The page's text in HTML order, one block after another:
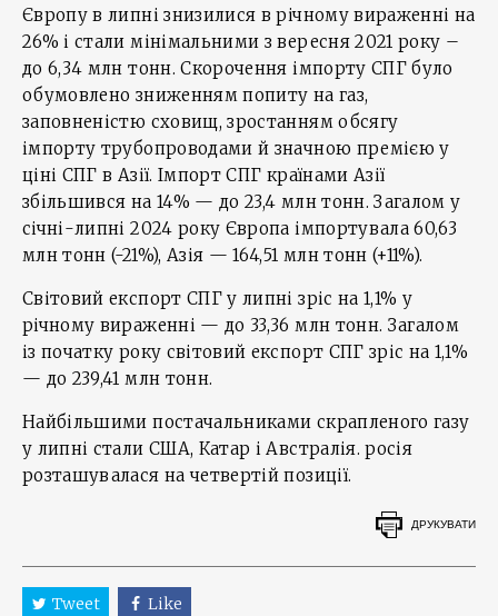
Європу в липні знизилися в річному вираженні на
26% і стали мінімальними з вересня 2021 року –
до 6,34 млн тонн. Скорочення імпорту СПГ було
обумовлено зниженням попиту на газ,
заповненістю сховищ, зростанням обсягу
імпорту трубопроводами й значною премією у
ціні СПГ в Азії. Імпорт СПГ країнами Азії
збільшився на 14% — до 23,4 млн тонн. Загалом у
січні-липні 2024 року Європа імпортувала 60,63
млн тонн (-21%), Азія — 164,51 млн тонн (+11%).
Світовий експорт СПГ у липні зріс на 1,1% у
річному вираженні — до 33,36 млн тонн. Загалом
із початку року світовий експорт СПГ зріс на 1,1%
— до 239,41 млн тонн.
Найбільшими постачальниками скрапленого газу
у липні стали США, Катар і Австралія. росія
розташувалася на четвертій позиції.
ДРУКУВАТИ
Tweet Like